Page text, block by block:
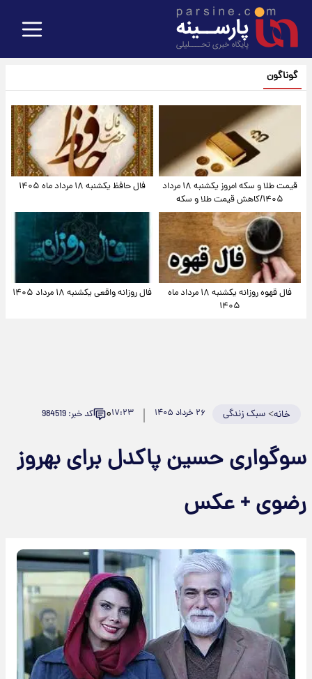
گوناگون
قیمت طلا و سکه امروز یکشنبه ۱۸ مرداد
۱۴۰۵/کاهش قیمت طلا و سکه
فال حافظ یکشنبه ۱۸ مرداد ماه ۱۴۰۵
فال قهوه روزانه یکشنبه ۱۸ مرداد ماه
۱۴۰۵
فال روزانه واقعی یکشنبه ۱۸ مرداد ۱۴۰۵
خانه>سبک زندگی ۲۶ خرداد ۱۴۰۵ ۱۷:۲۳۰ کد خبر: 984519
سوگواری حسین پاکدل برای بهروز
رضوی + عکس